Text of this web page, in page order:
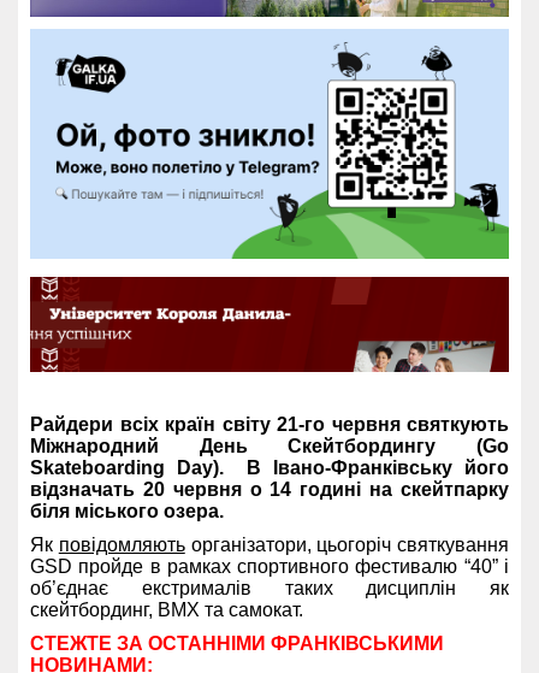
Райдери всіх країн світу 21-го червня святкують
Міжнародний День Скейтбордингу (Go
Skateboarding Day). В Івано-Франківську його
відзначать 20 червня о 14 годині на скейтпарку
біля міського озера.
Як повідомляютьорганізатори, цьогоріч святкування
GSD пройде в рамках спортивного фестивалю “40” і
об’єднає екстрималів таких дисциплін як
скейтбординг, ВМХ та самокат.
СТЕЖТЕ ЗА ОСТАННІМИ ФРАНКІВСЬКИМИ
НОВИНАМИ: